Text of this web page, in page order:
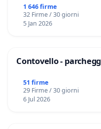
1 646 firme
32 Firme / 30 giorni
5 Jan 2026
Contovello -
51 firme
29 Firme / 30 giorni
6 Jul 2026